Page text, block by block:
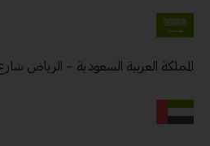
المملكة العربية السعودية – الرياض